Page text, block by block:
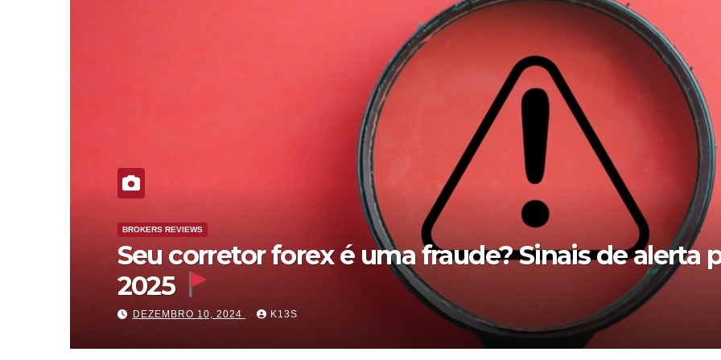
BROKERS REVIEWS
FXNovus: É real ou falsa? (Edição de 2025)
MAIO 19, 2025 S19U